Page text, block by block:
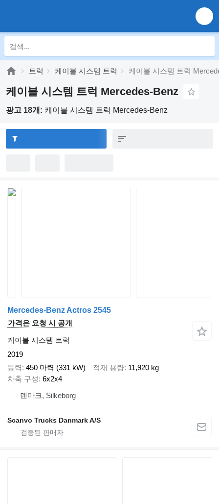
트럭 케이블 시스템 트럭 케이블 시스템 트럭
케이블 시스템 트럭 Mercedes-Benz
광고 18개: 케이블 시스템 트럭 Mercedes-Benz
Mercedes-Benz Actros 2545
가격은 요청 시 공개
케이블 시스템 트럭
2019
동력 450 마력 (331 kW) 적재 용량 11,920 kg
차축 구성 6x2x4
덴마크, Silkeborg
Scanvo Trucks Danmark A/S